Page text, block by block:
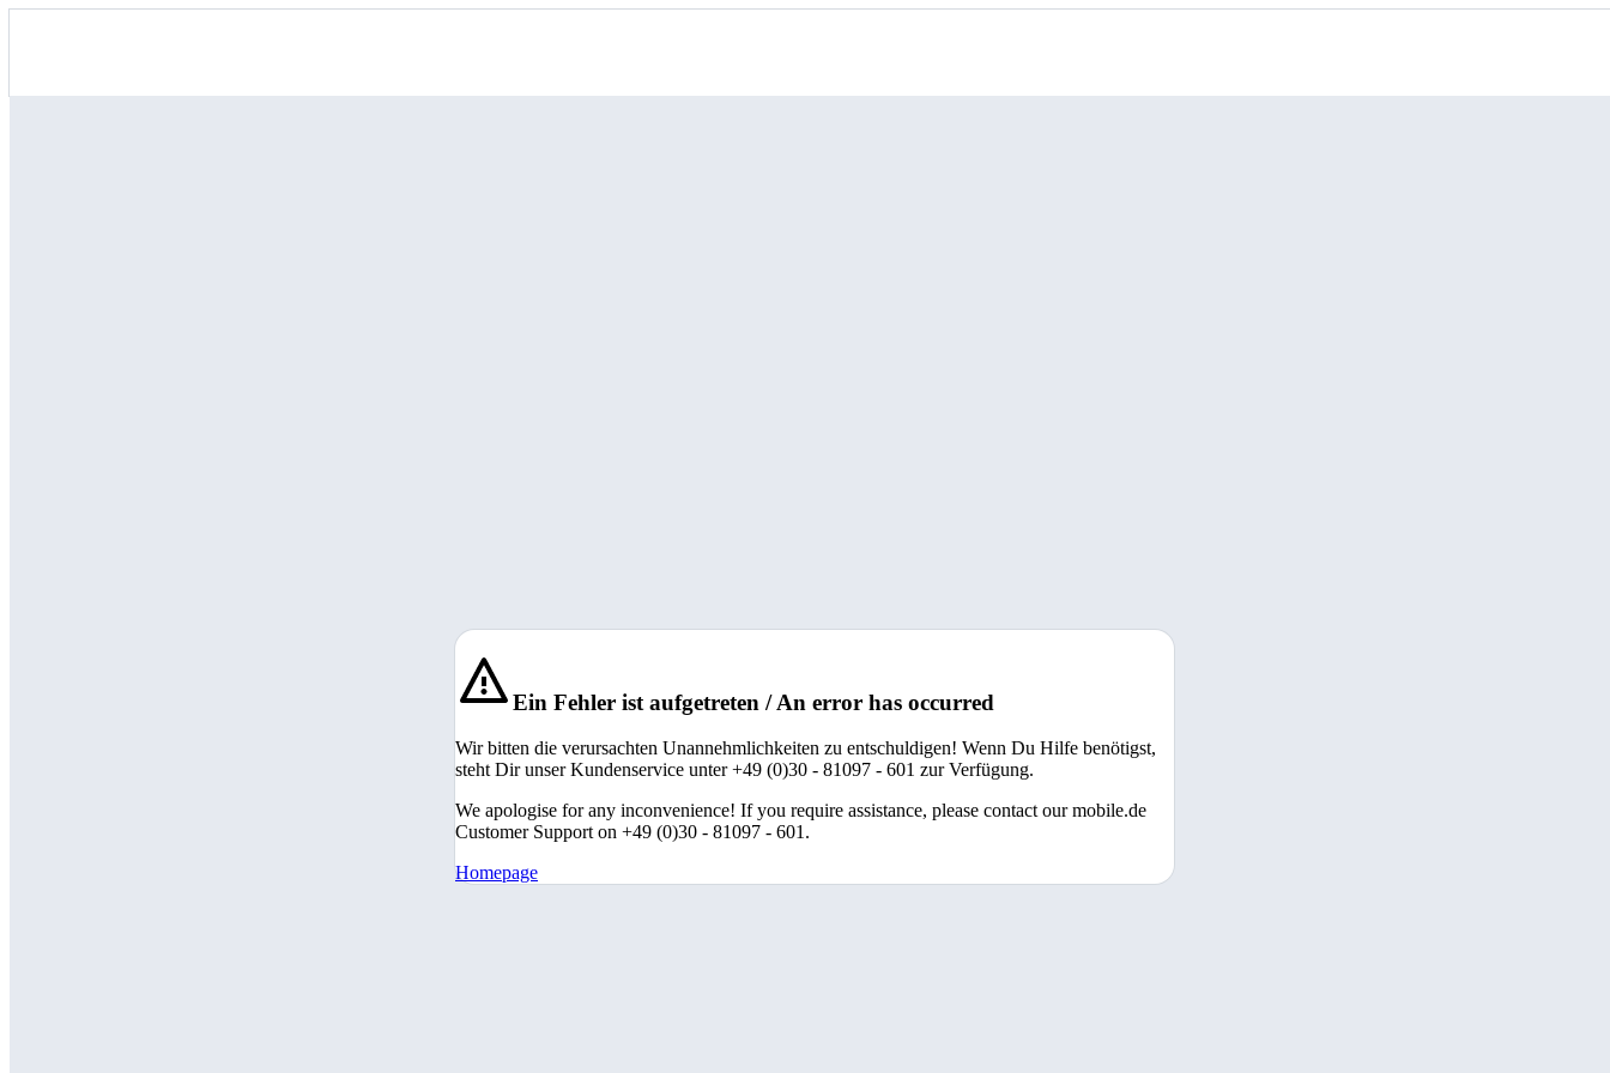
Ein Fehler ist aufgetreten / An error has occurred
Wir bitten die verursachten Unannehmlichkeiten zu entschuldigen! Wenn Du Hilfe benötigst,
steht Dir unser Kundenservice unter +49 (0)30 - 81097 - 601 zur Verfügung.
We apologise for any inconvenience! If you require assistance, please contact our mobile.de
Customer Support on +49 (0)30 - 81097 - 601.
Homepage